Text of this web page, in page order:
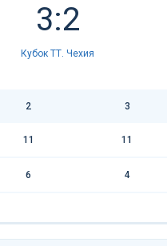
3:2
Кубок ТТ. Чехия
2 3
11 11
6 4